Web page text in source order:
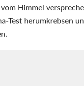
Himmel
Test herumkrebsen